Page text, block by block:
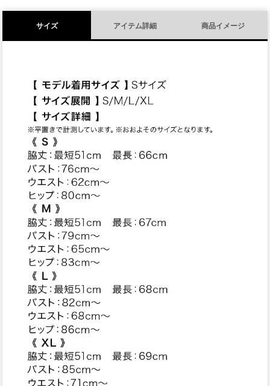
サイズ アイテム詳細 商品イメージ